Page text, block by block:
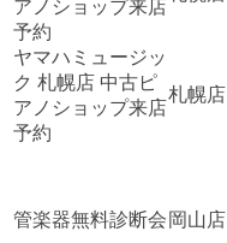
アノショップ来店
予約
ヤマハミュージッ
ク 札幌店 中古ピ
アノショップ来店
予約
札幌店
管楽器無料診断会 岡山店